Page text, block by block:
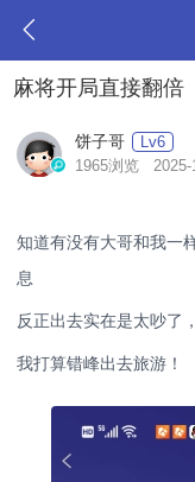
麻将开局直接翻倍
饼子哥
Lv6
1965浏览 2025-
知道有没有大哥和我一
息
反正出去实在是太吵了
我打算错峰出去旅游！